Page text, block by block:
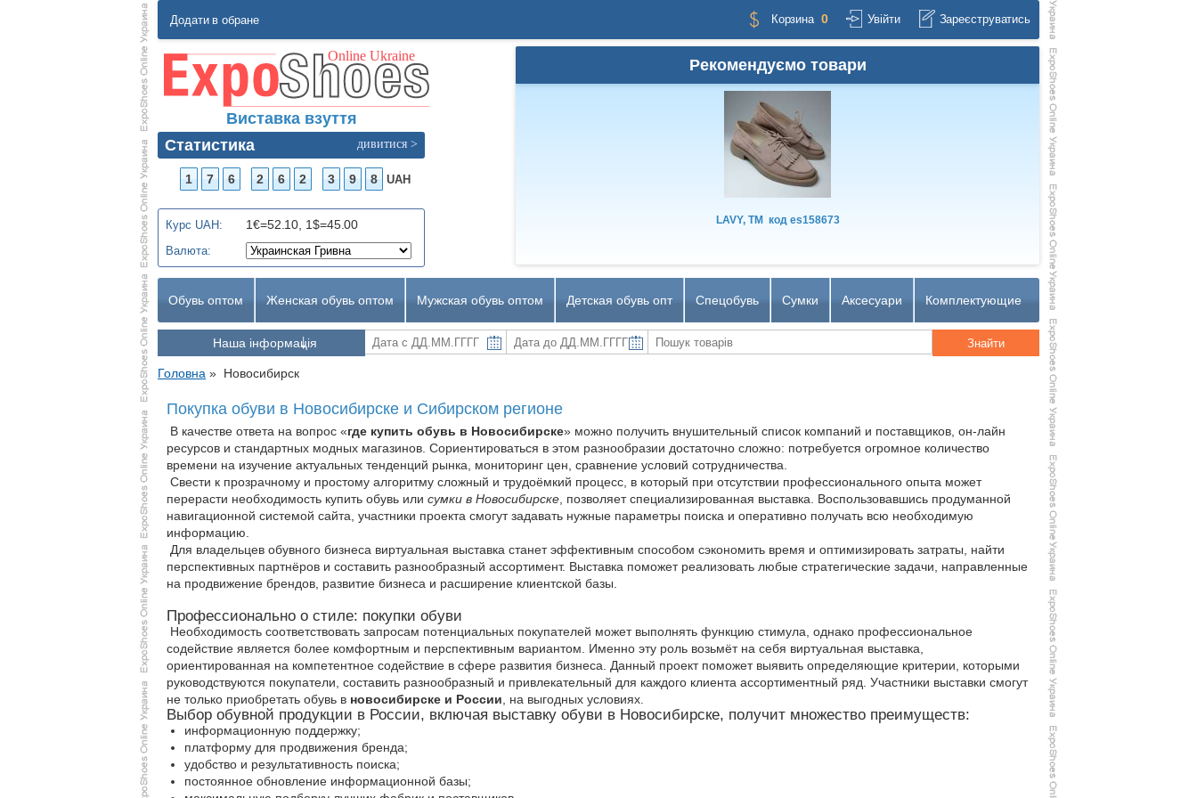
Додати в обране Корзина 0 Увійти Зареєструватись
Виставка взуття
Статистика
дивитися >
1 7 6 2 6 2 3 9 8 UAH
Курс UAH: 1€=52.10, 1$=45.00
Валюта:
Рекомендуємо товари
LAVY, TM кодes158673
Обувь оптом Женская обувь оптом Мужская обувь оптом Детская обувь опт Спецобувь Сумки Аксесуари Комплектующие
Наша інформація
Головна » Новосибирск
Покупка обуви в Новосибирске и Сибирском регионе
В качестве ответа на вопрос «где купить обувь в Новосибирске» можно получить внушительный список компаний и поставщиков, он-лайн
ресурсов и стандартных модных магазинов. Сориентироваться в этом разнообразии достаточно сложно: потребуется огромное количество
времени на изучение актуальных тенденций рынка, мониторинг цен, сравнение условий сотрудничества.
Свести к прозрачному и простому алгоритму сложный и трудоёмкий процесс, в который при отсутствии профессионального опыта может
перерасти необходимость купить обувь или сумки в Новосибирске , позволяет специализированная выставка. Воспользовавшись продуманной
навигационной системой сайта, участники проекта смогут задавать нужные параметры поиска и оперативно получать всю необходимую
информацию.
Для владельцев обувного бизнеса виртуальная выставка станет эффективным способом сэкономить время и оптимизировать затраты, найти
перспективных партнёров и составить разнообразный ассортимент. Выставка поможет реализовать любые стратегические задачи, направленные
на продвижение брендов, развитие бизнеса и расширение клиентской базы.
Профессионально о стиле: покупки обуви
Необходимость соответствовать запросам потенциальных покупателей может выполнять функцию стимула, однако профессиональное
содействие является более комфортным и перспективным вариантом. Именно эту роль возьмёт на себя виртуальная выставка,
ориентированная на компетентное содействие в сфере развития бизнеса. Данный проект поможет выявить определяющие критерии, которыми
руководствуются покупатели, составить разнообразный и привлекательный для каждого клиента ассортиментный ряд. Участники выставки смогут
не только приобретать обувь в новосибирске и России , на выгодных условиях.
Выбор обувной продукции в России, включая выставку обуви в Новосибирске, получит множество преимуществ:
информационную поддержку;
платформу для продвижения бренда;
удобство и результативность поиска;
постоянное обновление информационной базы;